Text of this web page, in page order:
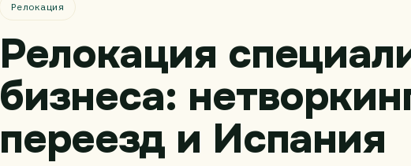
Релокация
Релокация
бизнеса:
переезд и Испания